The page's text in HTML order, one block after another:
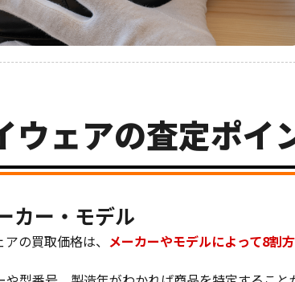
ウェアの査定ポイ
カー・モデル
の買取価格は、 メーカーやモデルによって8割